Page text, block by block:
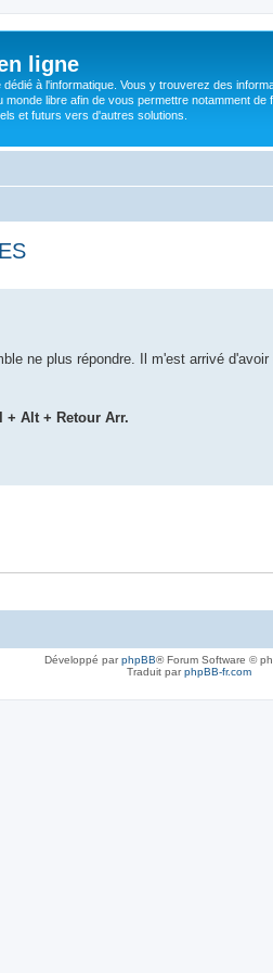
ligne
à l'informatique. Vous y trouverez des
monde libre afin de vous permettre notamment de
et futurs vers d'autres solutions.
ne plus répondre. Il m'est arrivé
+ Alt + Retour Arr.
Développé parphpBB® Forum Software ©
Traduit parphpBB-fr.com